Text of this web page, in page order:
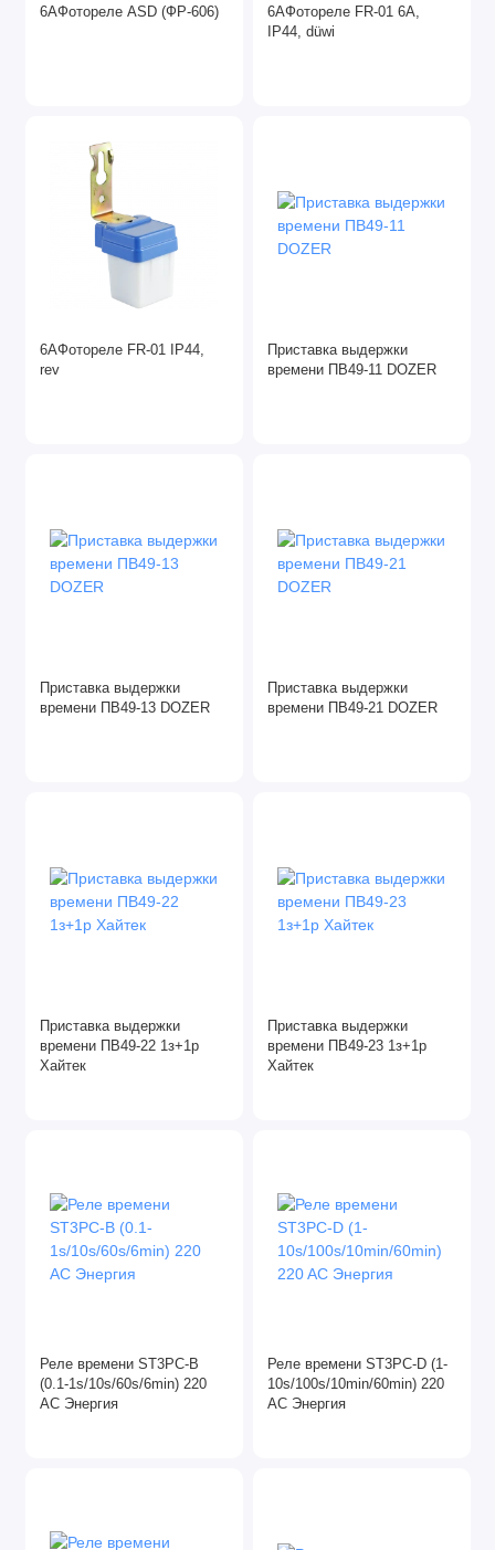
6АФотореле ASD (ФР-606)
6АФотореле FR-01 6А,
IP44, düwi
6АФотореле FR-01 IP44,
rev
Приставка выдержки
времени ПВ49-11 DOZER
Приставка выдержки
времени ПВ49-13 DOZER
Приставка выдержки
времени ПВ49-21 DOZER
Приставка выдержки
времени ПВ49-22 1з+1р
Хайтек
Приставка выдержки
времени ПВ49-23 1з+1р
Хайтек
Реле времени ST3PC-B
(0.1-1s/10s/60s/6min) 220
AC Энергия
Реле времени ST3PC-D (1-
10s/100s/10min/60min) 220
AC Энергия